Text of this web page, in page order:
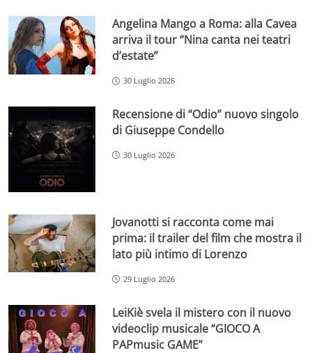
Angelina Mango a Roma: alla Cavea
arriva il tour “Nina canta nei teatri
d’estate”
30 Luglio 2026
Recensione di “Odio” nuovo singolo
di Giuseppe Condello
30 Luglio 2026
Jovanotti si racconta come mai
prima: il trailer del film che mostra il
lato più intimo di Lorenzo
29 Luglio 2026
LeiKiè svela il mistero con il nuovo
videoclip musicale “GIOCO A
PAPmusic GAME”